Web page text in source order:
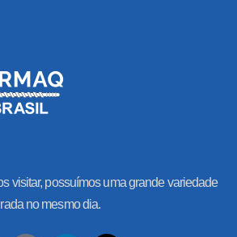
visitar, possuímos uma grande variedade
no mesmo dia.